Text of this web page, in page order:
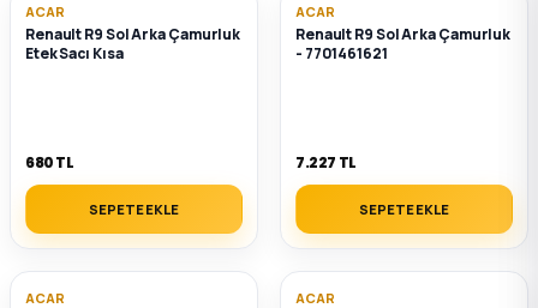
ACAR
Renault R9 Sol Arka Çamurluk
Etek Sacı Kısa
680 TL
SEPETE EKLE
ACAR
Renault R9 Sol Arka Çamurluk
- 7701461621
7.227 TL
SEPETE EKLE
ACAR ACAR